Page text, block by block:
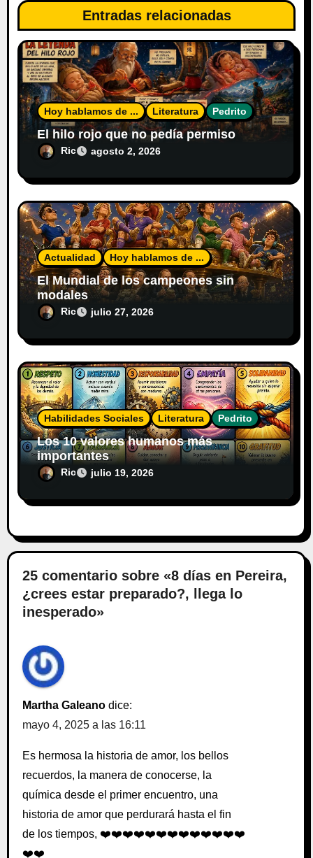
Entradas relacionadas
Hoy hablamos de ... Literatura Pedrito
El hilo rojo que no pedía permiso
Ric agosto 2, 2026
Actualidad Hoy hablamos de ...
El Mundial de los campeones sin
modales
Ric julio 27, 2026
Habilidades Sociales Literatura Pedrito
Los 10 valores humanos más
importantes
Ric julio 19, 2026
25 comentario sobre «8 días en Pereira,
¿crees estar preparado?, llega lo
inesperado»
Martha Galeano dice:
mayo 4, 2025 a las 16:11
Es hermosa la historia de amor, los bellos
recuerdos, la manera de conocerse, la
química desde el primer encuentro, una
historia de amor que perdurará hasta el fin
de los tiempos, ❤️❤️❤️❤️❤️❤️❤️❤️❤️❤️❤️❤️❤️
❤️❤️